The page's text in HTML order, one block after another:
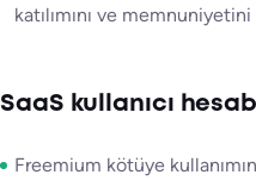
katılımını ve memnuniyetini
SaaS kullanıcı
Freemium kötüye